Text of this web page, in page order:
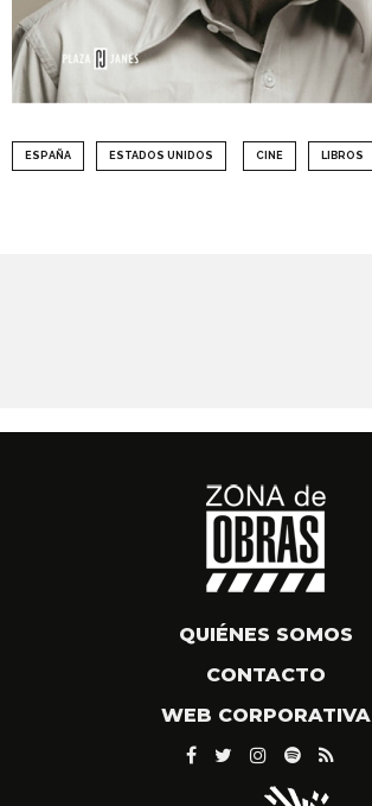
ESPAÑA ESTADOS UNIDOS CINE LIBROS
QUIÉNES SOMOS
CONTACTO
WEB CORPORATIVA